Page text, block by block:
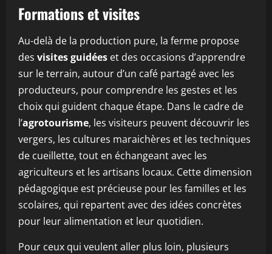
Formations et visites
Au-delà de la production pure, la ferme propose
des visites guidées et des occasions d’apprendre
sur le terrain, autour d’un café partagé avec les
producteurs, pour comprendre les gestes et les
choix qui guident chaque étape. Dans le cadre de
l’agrotourisme, les visiteurs peuvent découvrir les
vergers, les cultures maraichères et les techniques
de cueillette, tout en échangeant avec les
agriculteurs et les artisans locaux. Cette dimension
pédagogique est précieuse pour les familles et les
scolaires, qui repartent avec des idées concrètes
pour leur alimentation et leur quotidien.
Pour ceux qui veulent aller plus loin, plusieurs